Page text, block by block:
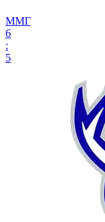
ММГ
6
:
5